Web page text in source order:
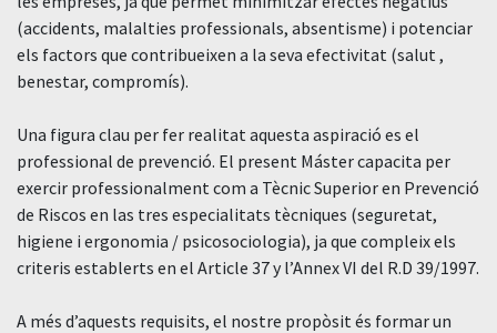
(accidents, malalties professionals, absentisme) i potenciar
els factors que contribueixen a la seva efectivitat (salut ,
benestar, compromís).
Una figura clau per fer realitat aquesta aspiració es el
professional de prevenció. El present Máster capacita per
exercir professionalment com a Tècnic Superior en Prevenció
de Riscos en las tres especialitats tècniques (seguretat,
higiene i ergonomia / psicosociologia), ja que compleix els
criteris establerts en el Article 37 y l’Annex VI del R.D 39/1997.
A més d’aquests requisits, el nostre propòsit és formar un